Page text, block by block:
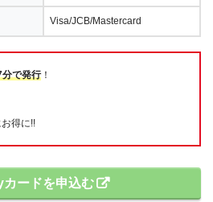
Visa/JCB/Mastercard
分で発行！
得に!!
カードを申込む